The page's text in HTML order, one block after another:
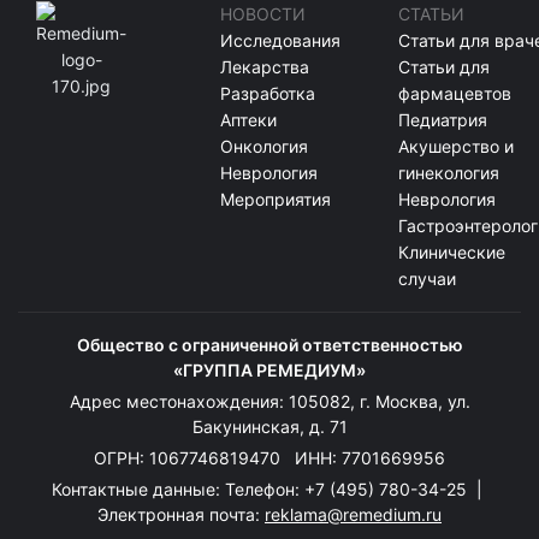
НОВОСТИ
Исследования
Лекарства
Разработка
Аптеки
Онкология
Неврология
Мероприятия
СТАТЬИ
Статьи для
Статьи для
фармацевтов
Педиатрия
Акушерство и
гинекология
Неврология
Клинические
случаи
Общество с ограниченной ответственностью
«ГРУППА РЕМЕДИУМ»
Адрес местонахождения: 105082, г. Москва, ул.
Бакунинская, д. 71
ОГРН: 1067746819470 ИНН: 7701669956
Контактные данные: Телефон: +7 (495) 780-34-25
Электронная почта: reklama@remedium.ru